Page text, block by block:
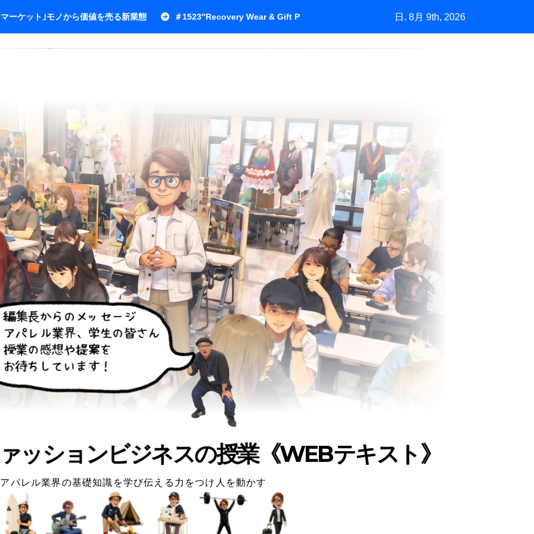
ーケット｣モノから価値を売る新業態 ＃1523″Recovery Wear & Gift Purchasing”How Marketing Grows a Market by
日. 8月 9th, 2026
ッションビジネスの授業《WEBテキスト》
アパレル業界の基礎知識を学び伝える力をつけ人を動かす